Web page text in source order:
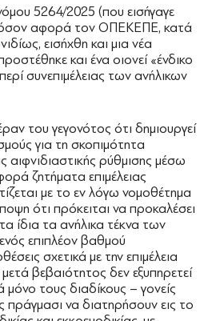
5264/2025 (που εισήγαγε
όσον αφορά τον ΟΠΕΚΕΠΕ, κατά
εισήχθη και μια νέα
και ένα οιονεί «ένδικο
συνεπιμέλειας των ανήλικων
του γεγονότος ότι δημιουργεί
για τη σκοπιμότητα
αιφνιδιαστικής ρύθμισης μέσω
ζητήματα επιμέλειας
με το εν λόγω νομοθέτημα
ότι πρόκειται να προκαλέσει
ίδια τα ανήλικα τέκνα των
επιπλέον βαθμού
σχετικά με την επιμέλεια
βεβαιότητος δεν εξυπηρετεί
μόνο τους διαδίκους – γονείς
πράγμασι να διατηρήσουν εις το